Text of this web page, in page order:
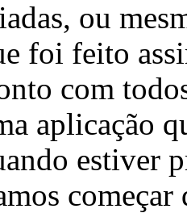
ou
foi feito
com
aplicação
estiver
começar